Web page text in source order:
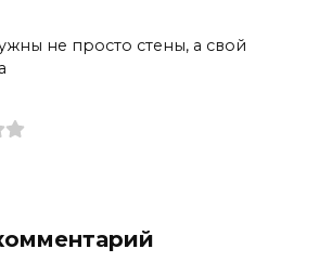
не просто стены, а свой